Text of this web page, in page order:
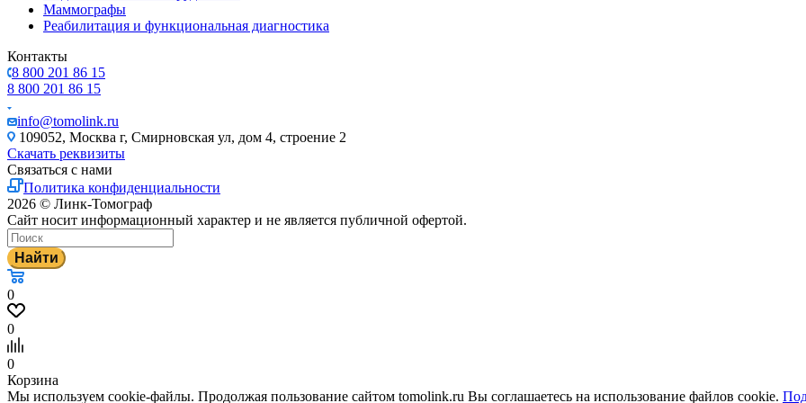
Маммографы
Реабилитация и функциональная диагностика
Контакты
8 800 201 86 15
8 800 201 86 15
info@tomolink.ru
109052, Москва г, Смирновская ул, дом 4, строение 2
Скачать реквизиты
Связаться с нами
Политика конфиденциальности
2026 © Линк-Томограф
Сайт носит информационный характер и не является публичной офертой.
Найти
0
0
0
Корзина
Мы используем cookie-файлы. Продолжая пользование сайтом tomolink.ru Вы соглашаетесь на использование файлов cookie.